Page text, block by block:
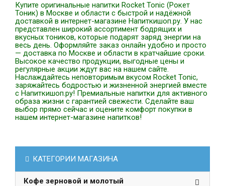
Купите оригинальные напитки Rocket Tonic (Рокет
Тоник) в Москве и области с быстрой и надёжной
доставкой в интернет-магазине Напиткишоп.ру. У нас
представлен широкий ассортимент бодрящих и
вкусных тоников, которые подарят заряд энергии на
весь день. Оформляйте заказ онлайн удобно и просто
— доставка по Москве и области в кратчайшие сроки.
Высокое качество продукции, выгодные цены и
регулярные акции ждут вас на нашем сайте.
Наслаждайтесь неповторимым вкусом Rocket Tonic,
заряжайтесь бодростью и жизненной энергией вместе
с Напиткишоп.ру! Премиальные напитки для активного
образа жизни с гарантией свежести. Сделайте ваш
выбор прямо сейчас и оцените комфорт покупки в
нашем интернет-магазине напитков!
КАТЕГОРИИ МАГАЗИНА
Кофе зерновой и молотый